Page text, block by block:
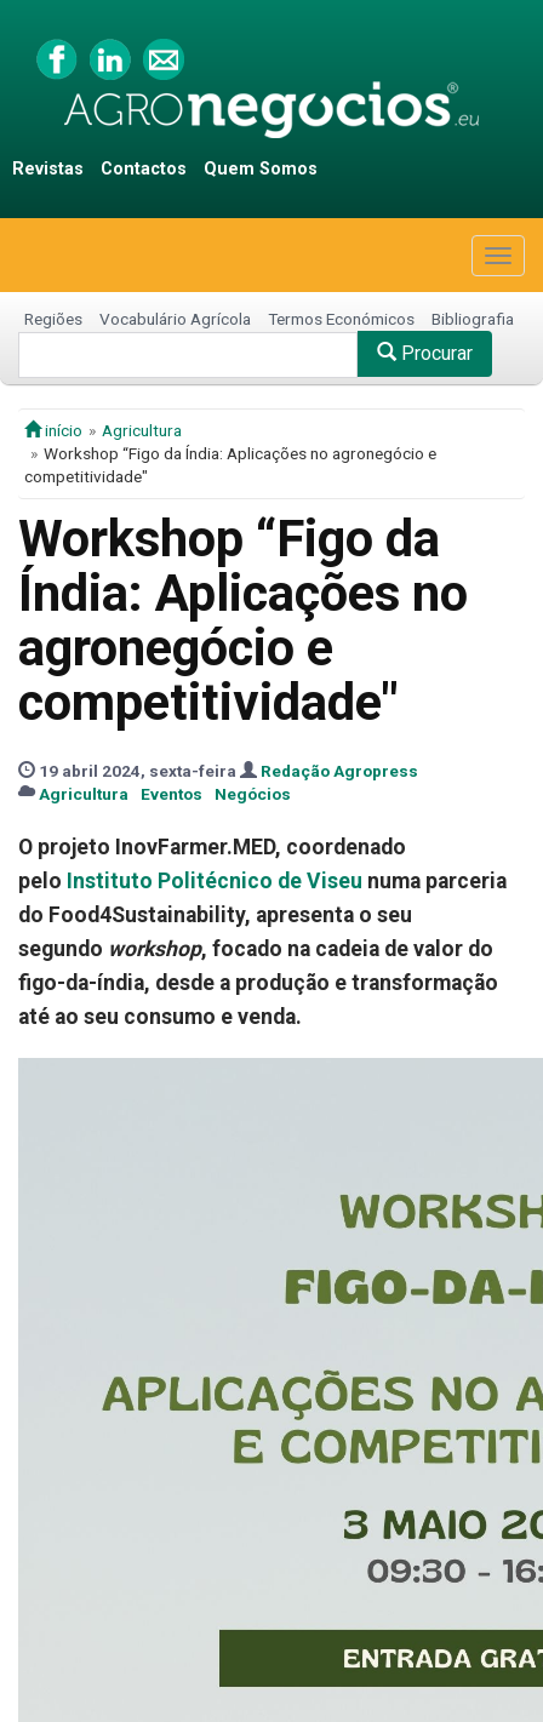
Revistas Contactos Quem Somos
Regiões Vocabulário Agrícola Termos Económicos Bibliografia
Procurar
início
Agricultura
Workshop “Figo da Índia: Aplicações no agronegócio e
competitividade"
Workshop “Figo da
Índia: Aplicações no
agronegócio e
competitividade"
19 abril 2024, sexta-feira
Redação Agropress
Agricultura
Eventos Negócios
O projeto InovFarmer.MED, coordenado
pelo Instituto Politécnico de Viseu numa parceria
do Food4Sustainability, apresenta o seu
segundo workshop, focado na cadeia de valor do
figo-da-índia, desde a produção e transformação
até ao seu consumo e venda.